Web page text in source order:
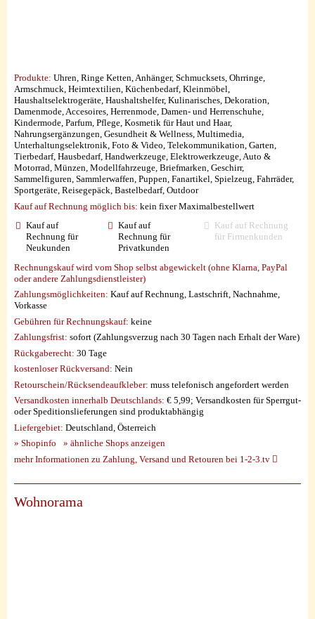
Produkte: Uhren, Ringe Ketten, Anhänger, Schmucksets, Ohrringe,
Armschmuck, Heimtextilien, Küchenbedarf, Kleinmöbel,
Haushaltselektrogeräte, Haushaltshelfer, Kulinarisches, Dekoration,
Damenmode, Accesoires, Herrenmode, Damen- und Herrenschuhe,
Kindermode, Parfum, Pflege, Kosmetik für Haut und Haar,
Nahrungsergänzungen, Gesundheit & Wellness, Multimedia,
Unterhaltungselektronik, Foto & Video, Telekommunikation, Garten,
Tierbedarf, Hausbedarf, Handwerkzeuge, Elektrowerkzeuge, Auto &
Motorrad, Münzen, Modellfahrzeuge, Briefmarken, Geschirr,
Sammelfiguren, Sammlerwaffen, Puppen, Fanartikel, Spielzeug, Fahrräder,
Sportgeräte, Reisegepäck, Bastelbedarf, Outdoor
Kauf auf Rechnung möglich bis: kein fixer Maximalbestellwert
Kauf auf
Rechnung für
Neukunden
Kauf auf
Rechnung für
Privatkunden
Kauf auf Rechnung
für Firmenkunden
Rechnungskauf wird vom Shop selbst abgewickelt (ohne Klarna, PayPal
oder andere Zahlungsdienstleister)
Zahlungsmöglichkeiten: Kauf auf Rechnung, Lastschrift, Nachnahme,
Vorkasse
Gebühren für Rechnungskauf: keine
Zahlungsfrist: sofort (Zahlungsverzug nach 30 Tagen nach Erhalt der Ware)
Rückgaberecht: 30 Tage
kostenloser Rückversand: Nein
Retourschein/Rücksendeaufkleber: muss telefonisch angefordert werden
Versandkosten innerhalb Deutschlands: € 5,99; Versandkosten für Sperrgut-
oder Speditionslieferungen sind produktabhängig
Liefergebiet: Deutschland, Österreich
» Shopinfo
» ähnliche Shops anzeigen
mehr Informationen zu Zahlung, Versand und Retouren bei 1-2-3.tv
Wohnorama